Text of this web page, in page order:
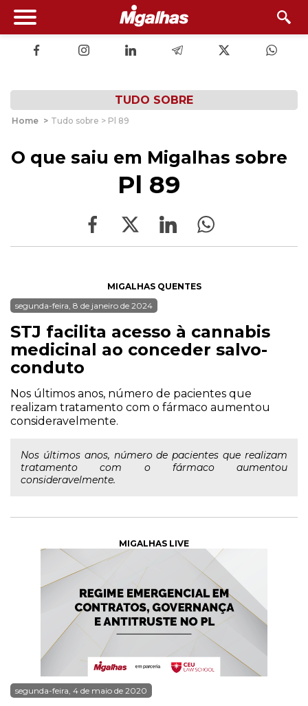
TUDO SOBRE
Home > Tudo sobre > Pl 89
O que saiu em Migalhas sobre
Pl 89
MIGALHAS QUENTES
segunda-feira, 8 de janeiro de 2024
STJ facilita acesso à cannabis
medicinal ao conceder salvo-
conduto
Nos últimos anos, número de pacientes que
realizam tratamento com o fármaco aumentou
consideravelmente.
Nos últimos anos, número de pacientes que realizam
tratamento com o fármaco aumentou
consideravelmente.
MIGALHAS LIVE
segunda-feira, 4 de maio de 2020